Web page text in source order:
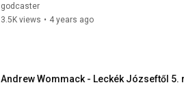
godcaster
3.5K views • 4 years ago
Andrew Wommack - Leckék Józseftől 5.